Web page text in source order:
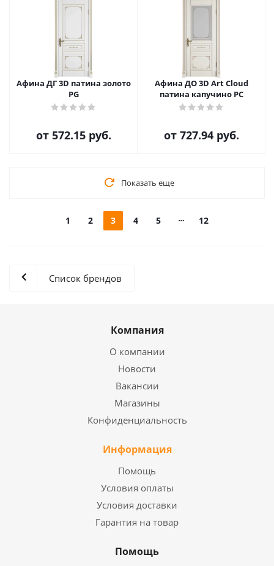
Афина ДГ 3D патина золото
PG
от 572.15 руб.
Афина ДО 3D Art Cloud
патина капучино PC
от 727.94 руб.
Показать еще
1 2 3 4 5 12
Список брендов
Компания
О компании
Новости
Вакансии
Магазины
Конфиденциальность
Информация
Помощь
Условия оплаты
Условия доставки
Гарантия на товар
Помощь